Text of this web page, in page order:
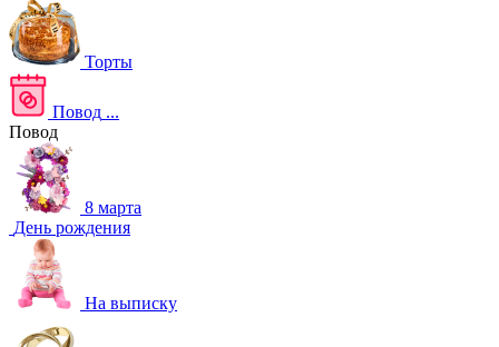
Торты
Повод ...
Повод
8 марта
День рождения
На выписку